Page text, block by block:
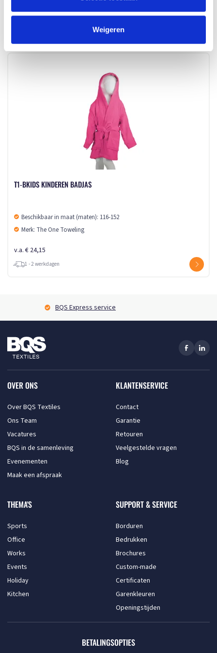
Weigeren
T1-BKIDS KINDEREN BADJAS
Beschikbaar in maat (maten): 116-152
Merk: The One Toweling
v.a. € 24,15
1 - 2 werkdagen
BQS Express service
OVER ONS
Over BQS Textiles
Ons Team
Vacatures
BQS in de samenleving
Evenementen
Maak een afspraak
KLANTENSERVICE
Contact
Garantie
Retouren
Veelgestelde vragen
Blog
THEMA'S
Sports
Office
Works
Events
Holiday
Kitchen
SUPPORT & SERVICE
Borduren
Bedrukken
Brochures
Custom-made
Certificaten
Garenkleuren
Openingstijden
BETALINGSOPTIES